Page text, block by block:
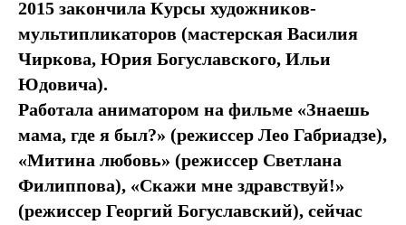
2015 закончила Курсы художников-
мультипликаторов (мастерская Василия
Чиркова, Юрия Богуславского, Ильи
Юдовича).
Работала аниматором на фильме «Знаешь
мама, где я был?» (режиссер Лео Габриадзе),
«Митина любовь» (режиссер Светлана
Филиппова), «Скажи мне здравствуй!»
(режиссер Георгий Богуславский), сейчас